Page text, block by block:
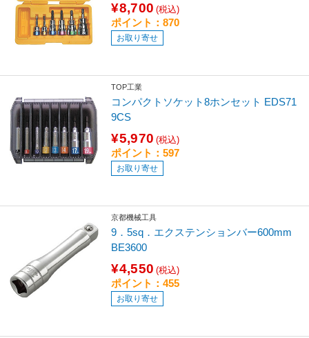
¥8,700 (税込)
ポイント：870
お取り寄せ
TOP工業
コンパクトソケット8ホンセット EDS71
9CS
¥5,970 (税込)
ポイント：597
お取り寄せ
京都機械工具
9．5sq．エクステンションバー600mm
BE3600
¥4,550 (税込)
ポイント：455
お取り寄せ